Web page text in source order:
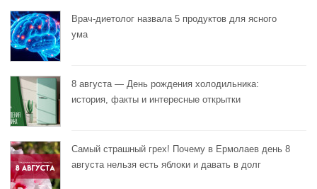
Врач-диетолог назвала 5 продуктов для ясного
ума
8 августа — День рождения холодильника:
история, факты и интересные открытки
Самый страшный грех! Почему в Ермолаев день 8
августа нельзя есть яблоки и давать в долг